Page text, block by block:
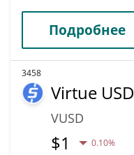
Подробнее
3458
Virtue USD
VUSD
$1 0.10%